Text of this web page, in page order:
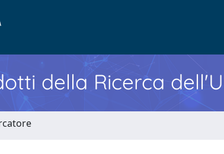
della Ricerca